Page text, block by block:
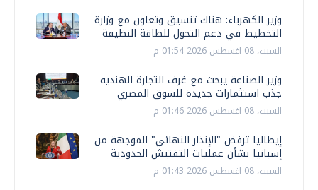
وزير الكهرباء: هناك تنسيق وتعاون مع وزارة
التخطيط في دعم التحول للطاقة النظيفة
السبت، 08 اغسطس 2026 01:54 م
وزير الصناعة يبحث مع غرف التجارة الهندية
جذب استثمارات جديدة للسوق المصري
السبت، 08 اغسطس 2026 01:46 م
إيطاليا ترفض "الإنذار النهائي" الموجهة من
إسبانيا بشأن عمليات التفتيش الحدودية
السبت، 08 اغسطس 2026 01:43 م